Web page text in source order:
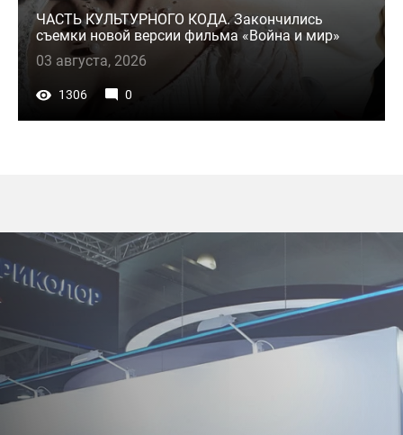
ЧАСТЬ КУЛЬТУРНОГО КОДА. Закончились
съемки новой версии фильма «Война и мир»
03 августа, 2026
1306 0